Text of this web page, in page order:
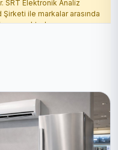
SRT Elektronik Analiz
ile markalar arasında